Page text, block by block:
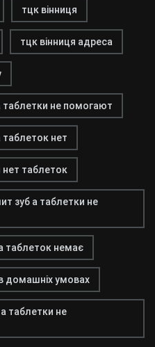
тцк вінниця
тцк вінниця адреса
таблетки не помогают
таблеток нет
нет таблеток
зуб а таблетки не
таблеток немає
домашніх умовах
таблетки не